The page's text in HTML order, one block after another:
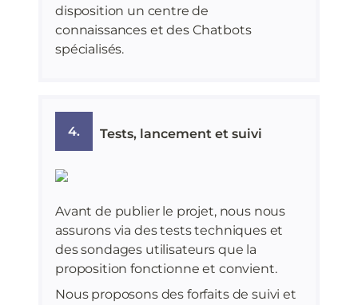
disposition un centre de
connaissances et des Chatbots
spécialisés.
4. Tests, lancement et suivi
Avant de publier le projet, nous nous
assurons via des tests techniques et
des sondages utilisateurs que la
proposition fonctionne et convient.
Nous proposons des forfaits de suivi et